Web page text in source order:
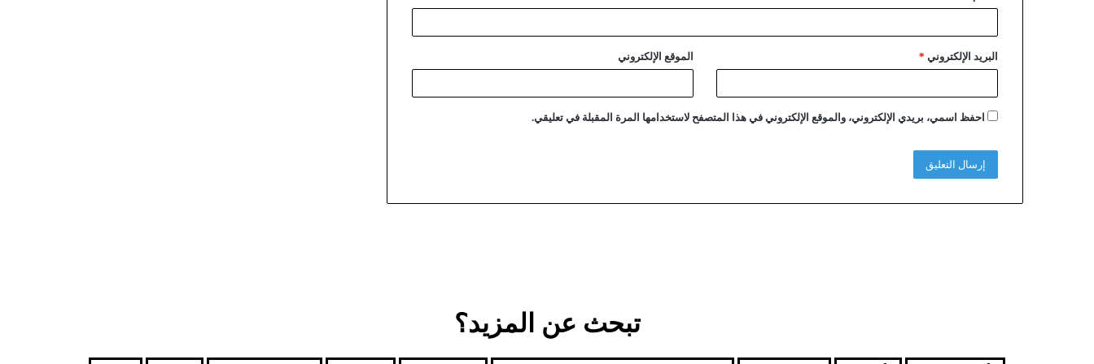
البريد الإلكتروني * الموقع الإلكتروني
احفظ اسمي، بريدي الإلكتروني، والموقع الإلكتروني في هذا المتصفح لاستخدامها المرة المقبلة في تعليقي.
تبحث عن المزيد؟